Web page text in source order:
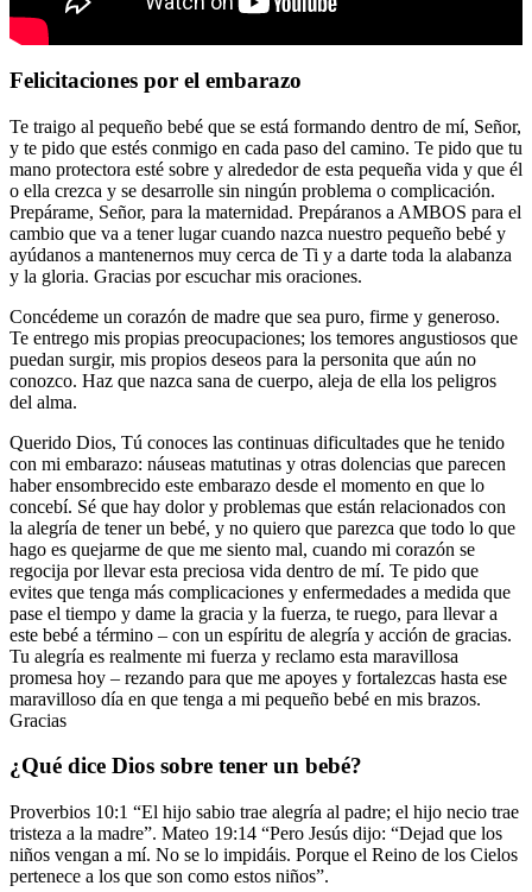
Felicitaciones por el embarazo
Te traigo al pequeño bebé que se está formando dentro de mí, Señor,
y te pido que estés conmigo en cada paso del camino. Te pido que tu
mano protectora esté sobre y alrededor de esta pequeña vida y que él
o ella crezca y se desarrolle sin ningún problema o complicación.
Prepárame, Señor, para la maternidad. Prepáranos a AMBOS para el
cambio que va a tener lugar cuando nazca nuestro pequeño bebé y
ayúdanos a mantenernos muy cerca de Ti y a darte toda la alabanza
y la gloria. Gracias por escuchar mis oraciones.
Concédeme un corazón de madre que sea puro, firme y generoso.
Te entrego mis propias preocupaciones; los temores angustiosos que
puedan surgir, mis propios deseos para la personita que aún no
conozco. Haz que nazca sana de cuerpo, aleja de ella los peligros
del alma.
Querido Dios, Tú conoces las continuas dificultades que he tenido
con mi embarazo: náuseas matutinas y otras dolencias que parecen
haber ensombrecido este embarazo desde el momento en que lo
concebí. Sé que hay dolor y problemas que están relacionados con
la alegría de tener un bebé, y no quiero que parezca que todo lo que
hago es quejarme de que me siento mal, cuando mi corazón se
regocija por llevar esta preciosa vida dentro de mí. Te pido que
evites que tenga más complicaciones y enfermedades a medida que
pase el tiempo y dame la gracia y la fuerza, te ruego, para llevar a
este bebé a término – con un espíritu de alegría y acción de gracias.
Tu alegría es realmente mi fuerza y reclamo esta maravillosa
promesa hoy – rezando para que me apoyes y fortalezcas hasta ese
maravilloso día en que tenga a mi pequeño bebé en mis brazos.
Gracias
¿Qué dice Dios sobre tener un bebé?
Proverbios 10:1 “El hijo sabio trae alegría al padre; el hijo necio trae
tristeza a la madre”. Mateo 19:14 “Pero Jesús dijo: “Dejad que los
niños vengan a mí. No se lo impidáis. Porque el Reino de los Cielos
pertenece a los que son como estos niños”.